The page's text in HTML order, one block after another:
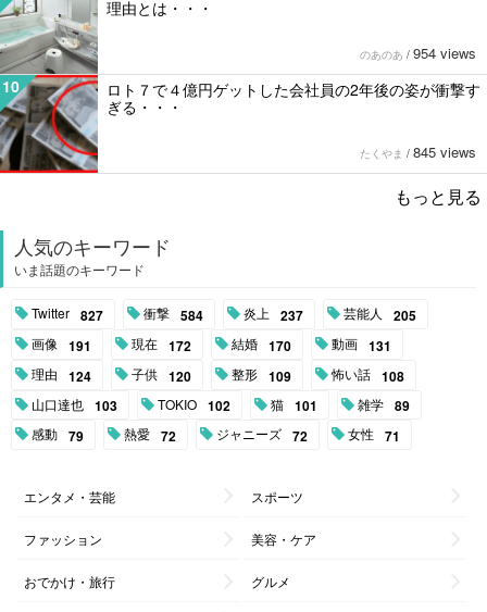
理由とは・・・
のあのあ / 954 views
10
ロト７で４億円ゲットした会社員の2年後の姿が衝撃す
ぎる・・・
たくやま / 845 views
もっと見る
人気のキーワード
いま話題のキーワード
Twitter 827 衝撃 584 炎上 237 芸能人 205
画像 191 現在 172 結婚 170 動画 131
理由 124 子供 120 整形 109 怖い話 108
山口達也 103 TOKIO 102 猫 101 雑学 89
感動 79 熱愛 72 ジャニーズ 72 女性 71
エンタメ・芸能 スポーツ
ファッション 美容・ケア
おでかけ・旅行 グルメ